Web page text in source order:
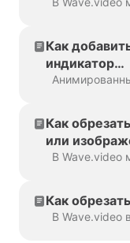
Как
индикатор
выполнения
Wave.video
Как
или
Как